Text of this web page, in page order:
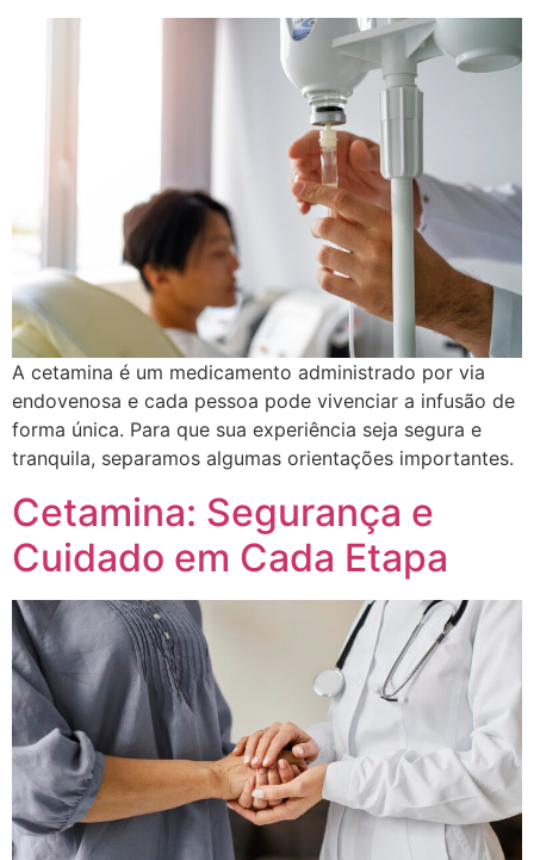
A cetamina é um medicamento administrado por via
endovenosa e cada pessoa pode vivenciar a infusão de
forma única. Para que sua experiência seja segura e
tranquila, separamos algumas orientações importantes.
Cetamina: Segurança e
Cuidado em Cada Etapa